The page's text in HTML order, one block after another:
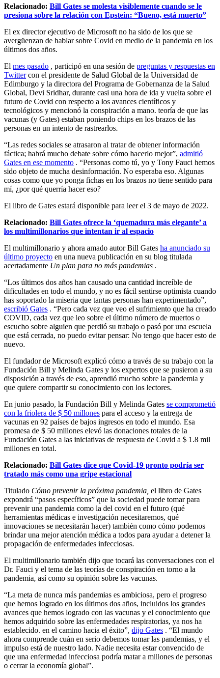
Relacionado: Bill Gates se molesta visiblemente cuando se le
presiona sobre la relación con Epstein: “Bueno, está muerto”
El ex director ejecutivo de Microsoft no ha sido de los que se
avergüenzan de hablar sobre Covid en medio de la pandemia en los
últimos dos años.
El mes pasado , participó en una sesión de preguntas y respuestas en
Twittercon el presidente de Salud Global de la Universidad de
Edimburgo y la directora del Programa de Gobernanza de la Salud
Global, Devi Sridhar, durante casi una hora de ida y vuelta sobre el
futuro de Covid con respecto a los avances científicos y
tecnológicos y mencionó la conspiración a mano. teoría de que las
vacunas (y Gates) estaban poniendo chips en los brazos de las
personas en un intento de rastrearlos.
“Las redes sociales se atrasaron al tratar de obtener información
fáctica; habrá mucho debate sobre cómo hacerlo mejor”, admitió
Gates en ese momento . “Personas como tú, yo y Tony Fauci hemos
sido objeto de mucha desinformación. No esperaba eso. Algunas
cosas como que yo ponga fichas en los brazos no tiene sentido para
mí, ¿por qué querría hacer eso?
El libro de Gates estará disponible para leer el 3 de mayo de 2022.
Relacionado: Bill Gates ofrece la ‘quemadura más elegante’ a
los multimillonarios que intentan ir al espacio
El multimillonario y ahora amado autor Bill Gates ha anunciado su
último proyecto en una nueva publicación en su blog titulada
acertadamente Un plan para no más pandemias .
“Los últimos dos años han causado una cantidad increíble de
dificultades en todo el mundo, y no es fácil sentirse optimista cuando
has soportado la miseria que tantas personas han experimentado”,
escribió Gates . “Pero cada vez que veo el sufrimiento que ha creado
COVID, cada vez que leo sobre el último número de muertos o
escucho sobre alguien que perdió su trabajo o pasó por una escuela
que está cerrada, no puedo evitar pensar: No tengo que hacer esto de
nuevo.
El fundador de Microsoft explicó cómo a través de su trabajo con la
Fundación Bill y Melinda Gates y los expertos que se pusieron a su
disposición a través de eso, aprendió mucho sobre la pandemia y
que quiere compartir su conocimiento con los lectores.
En junio pasado, la Fundación Bill y Melinda Gates se comprometió
con la friolera de $ 50 millones para el acceso y la entrega de
vacunas en 92 países de bajos ingresos en todo el mundo. Esa
promesa de $ 50 millones elevó las donaciones totales de la
Fundación Gates a las iniciativas de respuesta de Covid a $ 1.8 mil
millones en total.
Relacionado: Bill Gates dice que Covid-19 pronto podría ser
tratado más como una gripe estacional
Titulado Cómo prevenir la próxima pandemia, el libro de Gates
expondrá “pasos específicos” que la sociedad puede tomar para
prevenir una pandemia como la del covid en el futuro (qué
herramientas médicas e investigación necesitaremos, qué
innovaciones se necesitarán hacer) también como cómo podemos
brindar una mejor atención médica a todos para ayudar a detener la
propagación de enfermedades infecciosas.
El multimillonario también dijo que tocará las conversaciones con el
Dr. Fauci y el tema de las teorías de conspiración en torno a la
pandemia, así como su opinión sobre las vacunas.
“La meta de nunca más pandemias es ambiciosa, pero el progreso
que hemos logrado en los últimos dos años, incluidos los grandes
avances que hemos logrado con las vacunas y el conocimiento que
hemos adquirido sobre las enfermedades respiratorias, ya nos ha
establecido. en el camino hacia el éxito”, dijo Gates . “El mundo
ahora comprende cuán en serio debemos tomar las pandemias, y el
impulso está de nuestro lado. Nadie necesita estar convencido de
que una enfermedad infecciosa podría matar a millones de personas
o cerrar la economía global”.